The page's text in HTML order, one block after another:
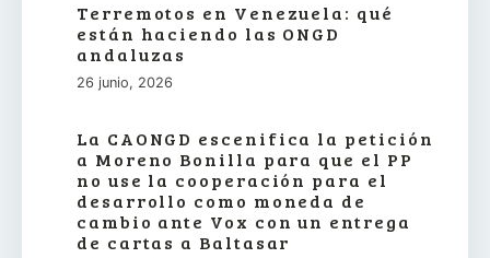
Terremotos en Venezuela: qué
están haciendo las ONGD
andaluzas
26 junio, 2026
La CAONGD escenifica la petición
a Moreno Bonilla para que el PP
no use la cooperación para el
desarrollo como moneda de
cambio ante Vox con un entrega
de cartas a Baltasar